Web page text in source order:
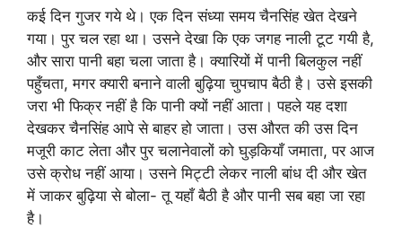
कई दिन गुजर गये थे। एक दिन संध्या समय चैनसिंह खेत देखने
गया। पुर चल रहा था। उसने देखा कि एक जगह नाली टूट गयी है,
और सारा पानी बहा चला जाता है। क्यारियों में पानी बिलकुल नहीं
पहुँचता, मगर क्यारी बनाने वाली बुढ़िया चुपचाप बैठी है। उसे इसकी
जरा भी फिक्र नहीं है कि पानी क्यों नहीं आता। पहले यह दशा
देखकर चैनसिंह आपे से बाहर हो जाता। उस औरत की उस दिन
मजूरी काट लेता और पुर चलानेवालों को घुड़कियाँ जमाता, पर आज
उसे क्रोध नहीं आया। उसने मिट्टी लेकर नाली बांध दी और खेत
में जाकर बुढ़िया से बोला- तू यहाँ बैठी है और पानी सब बहा जा रहा
है।